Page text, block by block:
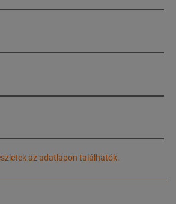
az adatlapon találhatók.